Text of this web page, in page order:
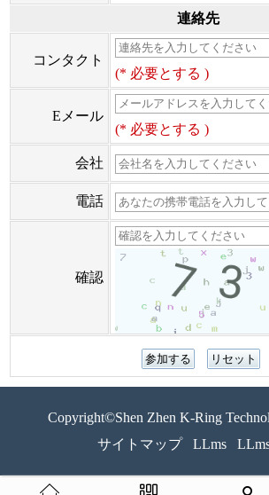
連絡先
コンタクト
(* 必要とする )
Eメール
(* 必要とする )
会社
電話
確認
Copyright©Shen Zhen K-Ring
サイトマップ
LLms